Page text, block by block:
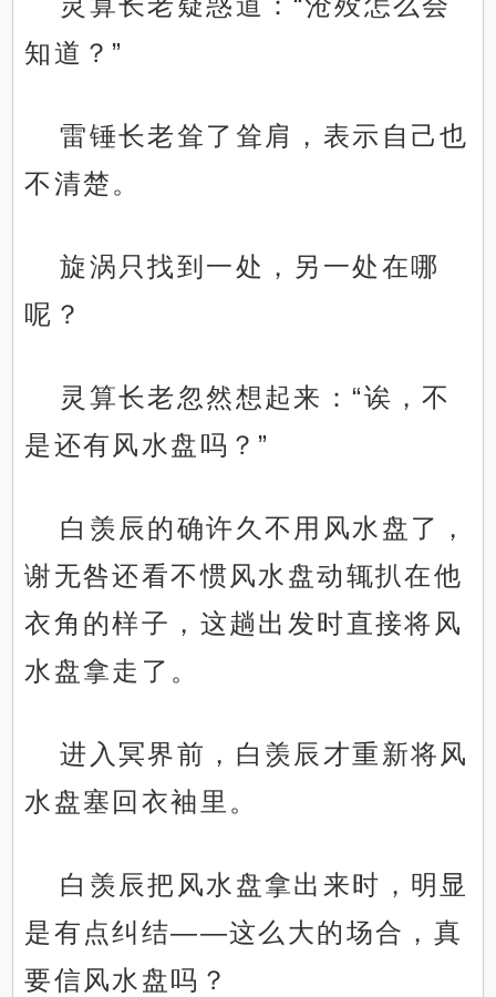
知道？”
雷锤长老耸了耸肩，表示自己也
不清楚。
旋涡只找到一处，另一处在哪
呢？
灵算长老忽然想起来：“诶，不
是还有风水盘吗？”
白羡辰的确许久不用风水盘了，
谢无咎还看不惯风水盘动辄扒在他
衣角的样子，这趟出发时直接将风
水盘拿走了。
进入冥界前，白羡辰才重新将风
水盘塞回衣袖里。
白羡辰把风水盘拿出来时，明显
是有点纠结——这么大的场合，真
要信风水盘吗？